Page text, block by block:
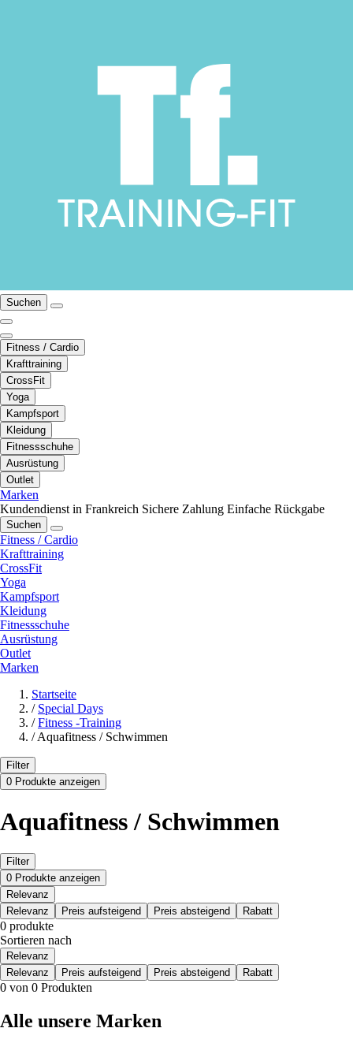
Suchen
Fitness / Cardio
Krafttraining
CrossFit
Yoga
Kampfsport
Kleidung
Fitnessschuhe
Ausrüstung
Outlet
Marken
Kundendienst in Frankreich Sichere Zahlung Einfache Rückgabe
Suchen
Fitness / Cardio
Krafttraining
CrossFit
Yoga
Kampfsport
Kleidung
Fitnessschuhe
Ausrüstung
Outlet
Marken
Startseite
/ Special Days
/ Fitness -Training
/Aquafitness / Schwimmen
Filter
0 Produkte anzeigen
Aquafitness / Schwimmen
Filter
0 Produkte anzeigen
Relevanz
Relevanz
Preis aufsteigend Preis absteigend Rabatt
0 produkte
Sortieren nach
Relevanz
Relevanz
Preis aufsteigend Preis absteigend Rabatt
0 von 0 Produkten
Alle unsere Marken